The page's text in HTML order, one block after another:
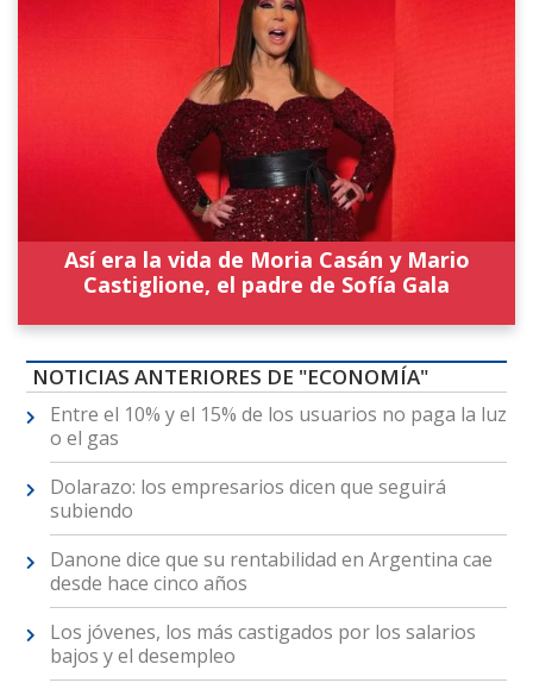
Así era la vida de Moria Casán y Mario
Castiglione, el padre de Sofía Gala
NOTICIAS ANTERIORES DE "ECONOMÍA"
Entre el 10% y el 15% de los usuarios no paga la luz
o el gas
Dolarazo: los empresarios dicen que seguirá
subiendo
Danone dice que su rentabilidad en Argentina cae
desde hace cinco años
Los jóvenes, los más castigados por los salarios
bajos y el desempleo